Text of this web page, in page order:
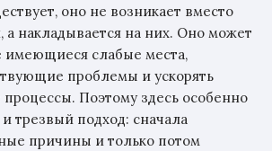
оно не возникает вместо
накладывается на них. Оно может
имеющиеся слабые места,
проблемы и ускорять
Поэтому здесь особенно
трезвый подход: сначала
причины и только потом